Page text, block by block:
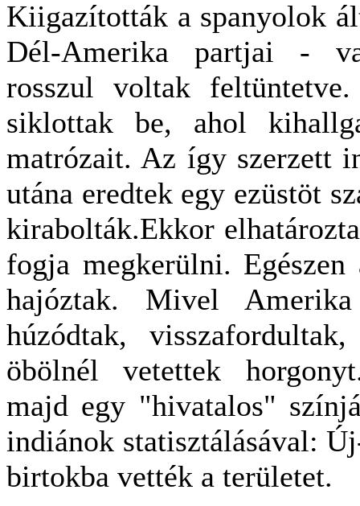
Kiigazították a spanyolok
Dél-Amerika partjai -
rosszul voltak
siklottak be, ahol
matrózait. Az így szerzett
utána eredtek egy ezüstöt
kirabolták.Ekkor
fogja megkerülni. Egészen
hajóztak. Mivel
húzódtak,
öbölnél vetettek
majd egy "hivatalos"
indiánok statisztálásával:
birtokba vették a területet.